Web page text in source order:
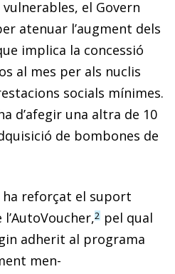
el Govern
atenuar l’augment dels
implica la concessió
al mes per als nuclis
socials mínimes.
d’afegir una altra de 10
de bombones de
ha reforçat el suport
2 pel qual
adherit al programa
men-